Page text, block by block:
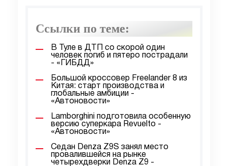
Ссылки по теме:
В Туле в ДТП со скорой один
человек погиб и пятеро пострадали
- «ГИБДД»
Большой кроссовер Freelander 8 из
Китая: старт производства и
глобальные амбиции -
«Автоновости»
Lamborghini подготовила особенную
версию суперкара Revuelto -
«Автоновости»
Седан Denza Z9S занял место
провалившейся на рынке
четырехдверки Denza Z9 -